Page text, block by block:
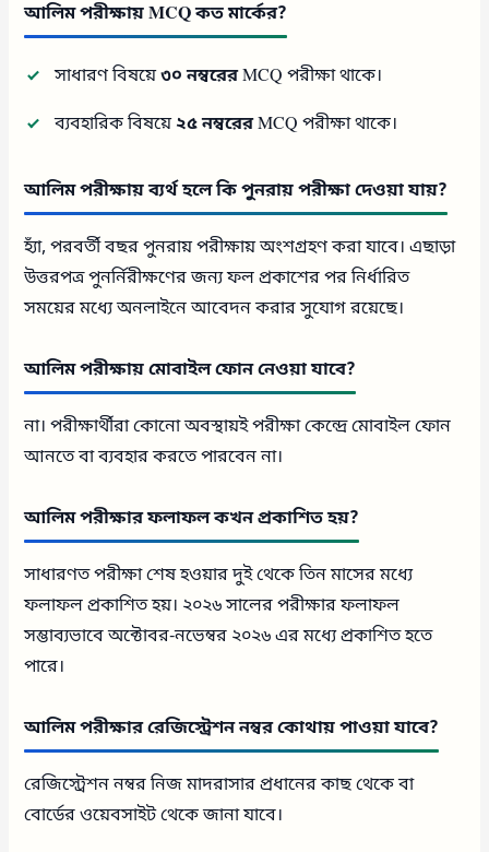
আলিম পরীক্ষায় MCQ কত মার্কের?
সাধারণ বিষয়ে৩০ নম্বরেরMCQ পরীক্ষা থাকে।
ব্যবহারিক বিষয়ে২৫ নম্বরেরMCQ পরীক্ষা থাকে।
আলিম পরীক্ষায় ব্যর্থ হলে কি পুনরায় পরীক্ষা দেওয়া যায়?
হ্যাঁ, পরবর্তী বছর পুনরায় পরীক্ষায় অংশগ্রহণ করা যাবে। এছাড়া
উত্তরপত্র পুনর্নিরীক্ষণের জন্য ফল প্রকাশের পর নির্ধারিত
সময়ের মধ্যে অনলাইনে আবেদন করার সুযোগ রয়েছে।
আলিম পরীক্ষায় মোবাইল ফোন নেওয়া যাবে?
না। পরীক্ষার্থীরা কোনো অবস্থায়ই পরীক্ষা কেন্দ্রে মোবাইল ফোন
আনতে বা ব্যবহার করতে পারবেন না।
আলিম পরীক্ষার ফলাফল কখন প্রকাশিত হয়?
সাধারণত পরীক্ষা শেষ হওয়ার দুই থেকে তিন মাসের মধ্যে
ফলাফল প্রকাশিত হয়। ২০২৬ সালের পরীক্ষার ফলাফল
সম্ভাব্যভাবে অক্টোবর-নভেম্বর ২০২৬ এর মধ্যে প্রকাশিত হতে
পারে।
আলিম পরীক্ষার রেজিস্ট্রেশন নম্বর কোথায় পাওয়া যাবে?
রেজিস্ট্রেশন নম্বর নিজ মাদরাসার প্রধানের কাছ থেকে বা
বোর্ডের ওয়েবসাইট থেকে জানা যাবে।